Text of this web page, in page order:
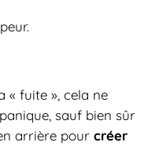
« fuite », cela ne
sauf bien sûr
arrière pour créer